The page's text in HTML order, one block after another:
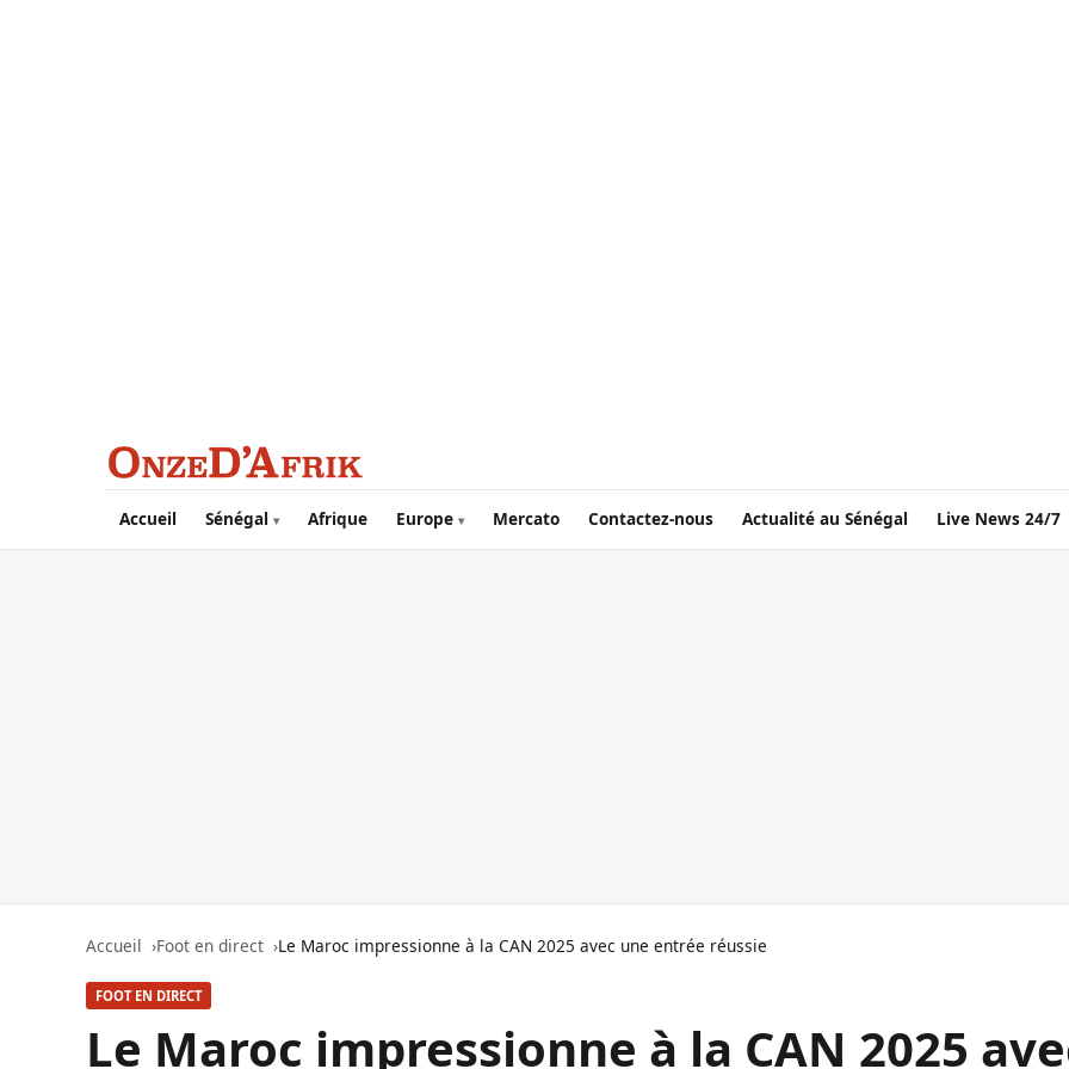
Aller au contenu principal
Accueil Sénégal Afrique Europe Mercato Contactez-nous Actualité au Sénégal Live News 24/7
Accueil Foot en direct Le Maroc impressionne à la CAN 2025 avec une entrée réussie
FOOT EN DIRECT
Le Maroc impressionne à la CAN 2025